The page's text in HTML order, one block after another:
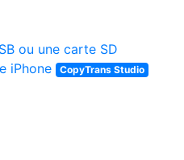
ou une carte SD
iPhone
CopyTrans Studio